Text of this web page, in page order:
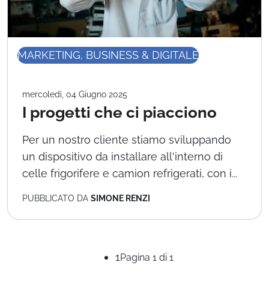
MARKETING, BUSINESS & DIGITALE
mercoledì, 04 Giugno 2025
I progetti che ci piacciono
Per un nostro cliente stiamo sviluppando
un dispositivo da installare all'interno di
celle frigorifere e camion refrigerati, con i...
PUBBLICATO DA SIMONE RENZI
1Pagina 1 di 1